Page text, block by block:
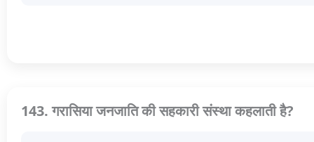
143. गरासिया जनजाति की सहकारी संस्था कहलाती है?